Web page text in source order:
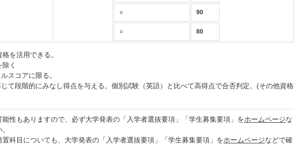
○ 90
○ 80
を活用できる。
く
スコアに限る。
て段階的にみなし得点を与える。個別試験（英語）と比べて高得点で合否判定。(その他資格
性もありますので、必ず大学発表の「入学者選抜要項」「学生募集要項」をホームページな
科目についても、大学発表の「入学者選抜要項」「学生募集要項」をホームページなどで確